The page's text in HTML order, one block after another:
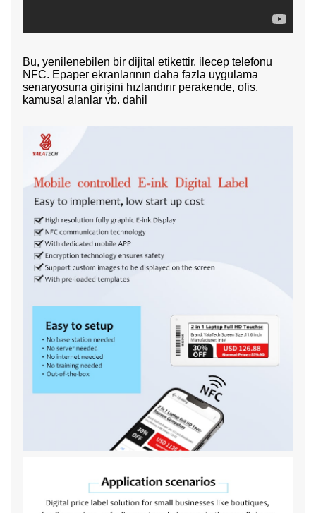
Bu, yenilenebilen bir dijital etikettir. ilecep telefonu
NFC. Epaper ekranlarının daha fazla uygulama
senaryosuna girişini hızlandırır perakende, ofis,
kamusal alanlar vb. dahil